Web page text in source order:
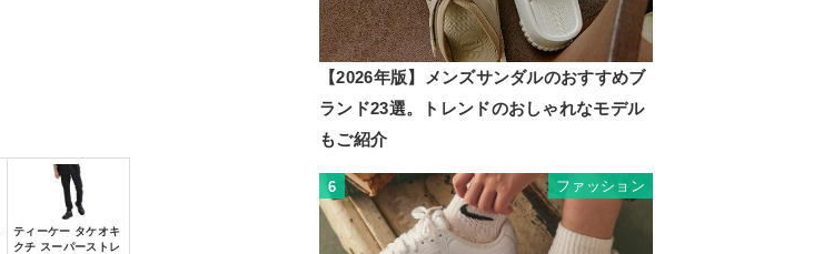
ティーケー タケオキ
クチ スーパーストレ
【2026年版】メンズサンダルのおすすめブ
ランド23選。トレンドのおしゃれなモデル
もご紹介
6 ファッション